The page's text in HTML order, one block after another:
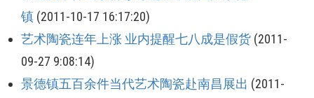
镇 (2011-10-17 16:17:20)
艺术陶瓷连年上涨 业内提醒七八成是假货 (2011-
09-27 9:08:14)
景德镇五百余件当代艺术陶瓷赴南昌展出 (2011-